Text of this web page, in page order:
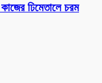
ঢিমেতালে চরম